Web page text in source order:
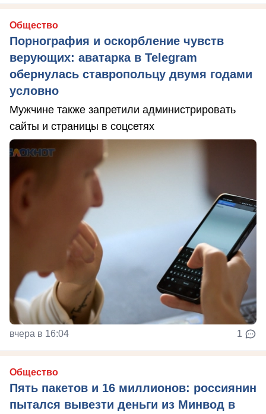
Общество
Порнография и оскорбление чувств
верующих: аватарка в Telegram
обернулась ставропольцу двумя годами
условно
Мужчине также запретили администрировать
сайты и страницы в соцсетях
вчера в 16:04 1
Общество
Пять пакетов и 16 миллионов: россиянин
пытался вывезти деньги из Минвод в